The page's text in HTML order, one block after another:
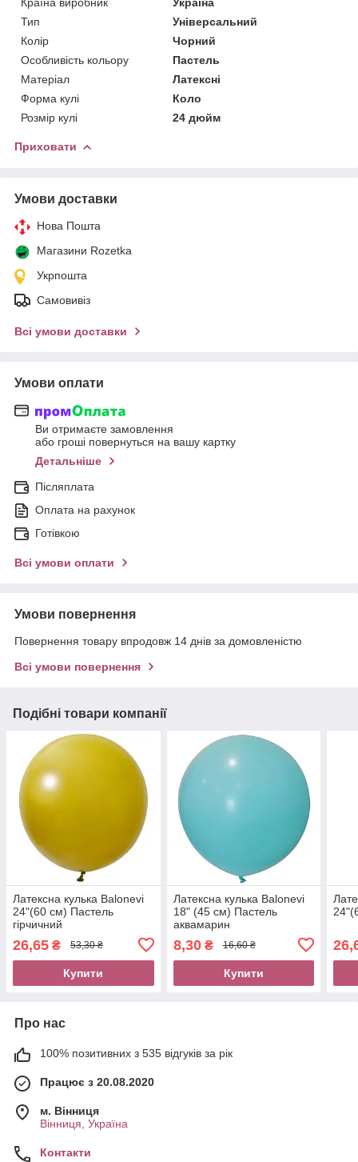
Тип
Універсальний
Колір
Чорний
Особливість кольору
Пастель
Матеріал
Латексні
Форма кулі
Коло
Розмір кулі
24 дюйм
Приховати
Умови доставки
Нова Пошта
Магазини Rozetka
Укрпошта
Самовивіз
Всі умови доставки
Умови оплати
Ви отримаєте замовлення
або гроші повернуться на вашу картку
Детальніше
Післяплата
Оплата на рахунок
Готівкою
Всі умови оплати
Умови повернення
Повернення товару впродовж 14 днів за домовленістю
Всі умови повернення
Подібні товари компанії
Латексна кулька Balonevi
24"(60 см) Пастель
гірчичний
26,65 ₴ 53,30 ₴
Купити
Латексна кулька Balonevi
18" (45 см) Пастель
аквамарин
8,30₴ 16,60 ₴
Купити
Про нас
100% позитивних з 535 відгуків за рік
Працює з 20.08.2020
м. Вінниця
Вінниця, Україна
Контакти